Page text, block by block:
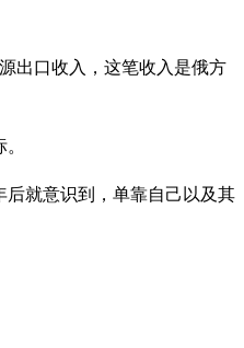
出口收入，这笔收入是俄方
就意识到，单靠自己以及其